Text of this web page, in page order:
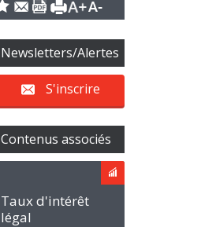
Newsletters/Alertes
S'inscrire
Contenus associés
Taux d'intérêt
légal